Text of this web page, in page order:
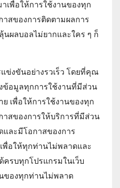
าเพื่อให้การใช้งานของทุก
สของการติดตามผลการ
นผลบอลไม่ยากและใคร ๆ ก็
ข่งขันอย่างรวเร็ว โดยที่คุณ
ข้อมูลทุกการใช้งานที่มีส่วน
ย เพื่อให้การใช้งานของทุก
สของการให้บริการที่มีส่วน
ละมีโอกาสของการ
เพื่อให้ทุกท่านไม่พลาดและ
ครบทุกโปรแกรมในเว็บ
นของทุกท่านไม่พลาด